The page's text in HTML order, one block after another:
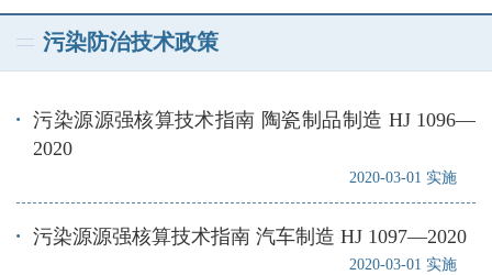
污染防治技术政策
污染源源强核算技术指南 陶瓷制品制造 HJ 1096—
2020
2020-03-01 实施
污染源源强核算技术指南 汽车制造 HJ 1097—2020
2020-03-01 实施